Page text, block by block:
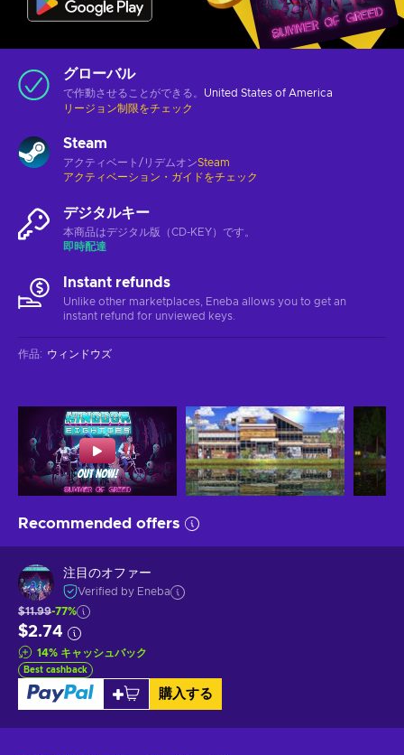
グローバル
で作動させることができる。 United States of America
リージョン制限をチェック
Steam
アクティベート/リデムオンSteam
アクティベーション・ガイドをチェック
デジタルキー
本商品はデジタル版（CD-KEY）です。
即時配達
Instant refunds
Unlike other marketplaces, Eneba allows you to get an
instant refund for unviewed keys.
作品: ウィンドウズ
Recommended offers
注目のオファー
Verified by Eneba
$11.99-77%
$2.74
14% キャッシュバック
Best cashback
購入する